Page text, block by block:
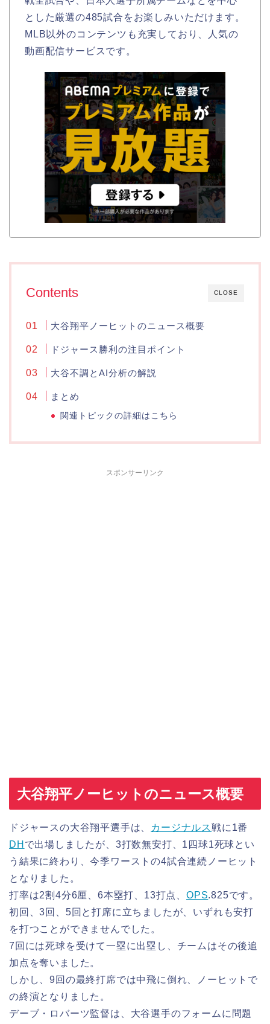
とした厳選の485試合をお楽しみいただけます。
MLB以外のコンテンツも充実しており、人気の
動画配信サービスです。
CLOSE
Contents
大谷翔平ノーヒットのニュース概要
ドジャース勝利の注目ポイント
大谷不調とAI分析の解説
まとめ
関連トピックの詳細はこちら
スポンサーリンク
大谷翔平ノーヒットのニュース概要
ドジャースの大谷翔平選手は、 カージナルス戦に1番
DH で出場しましたが、3打数無安打、1四球1死球とい
う結果に終わり、今季ワーストの4試合連続ノーヒット
となりました。
打率は2割4分6厘、6本塁打、13打点、 OPS.825です。
初回、3回、5回と打席に立ちましたが、いずれも安打
を打つことができませんでした。
7回には死球を受けて一塁に出塁し、チームはその後追
加点を奪いました。
しかし、9回の最終打席では中飛に倒れ、ノーヒットで
の終演となりました。
デーブ・ロバーツ監督は、大谷選手のフォームに問題